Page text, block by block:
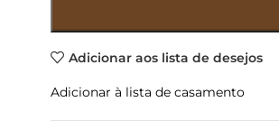
Adicionar aos lista de desejos
Adicionar à lista de casamento